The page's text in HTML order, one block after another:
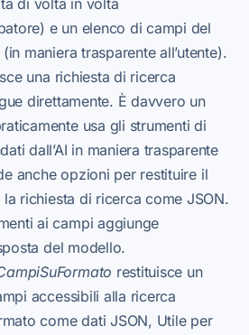
di volta in volta
e un elenco di campi del
maniera trasparente all’utente).
una richiesta di ricerca
direttamente. È davvero un
usa gli strumenti di
dall’AI in maniera trasparente
anche opzioni per restituire il
richiesta di ricerca come JSON.
ai campi aggiunge
del modello.
restituisce un
accessibili alla ricerca
come dati JSON, Utile per